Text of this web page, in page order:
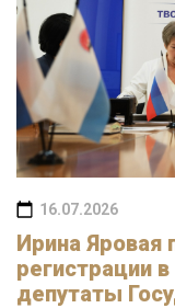
16.07.2026
Ирина Яровая
регистрации
депутаты